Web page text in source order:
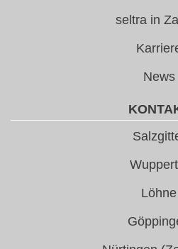
seltra in
News
Löhne